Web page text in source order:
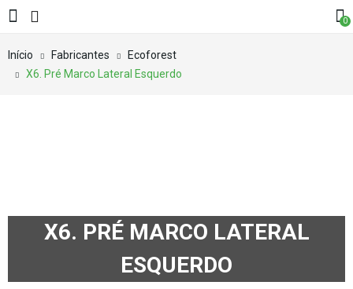
0
Início Fabricantes
Ecoforest
X6. Pré Marco Lateral Esquerdo
X6. PRÉ MARCO LATERAL
ESQUERDO